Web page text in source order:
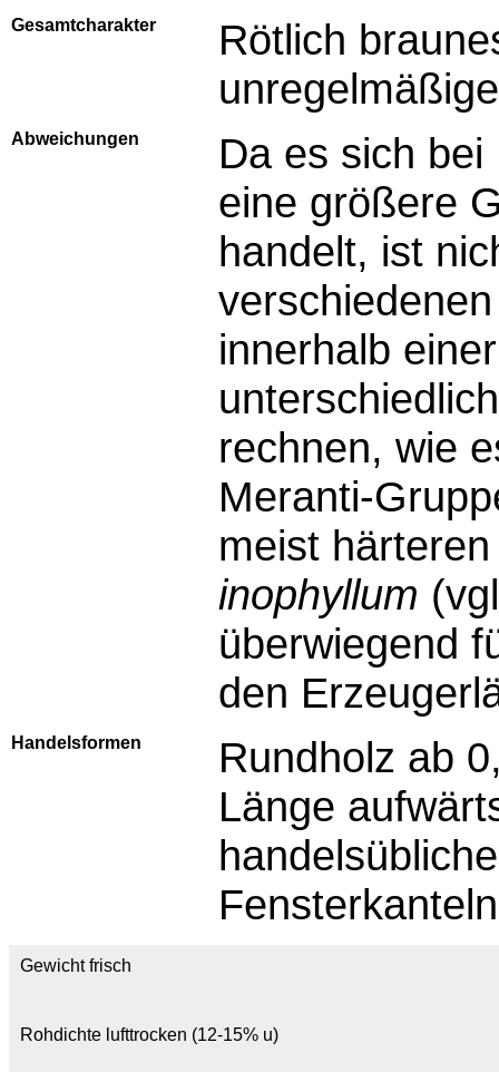
Gesamtcharakter
Rötlich
Abweichungen
Da es sich
eine größere
handelt, ist
innerhalb
rechnen, wie
Meranti-
meist
inophyllum
überwiegend
den
Handelsformen
Rundholz ab
Länge
Gewicht frisch
Rohdichte lufttrocken (12-15% u)